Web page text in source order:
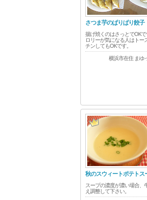
さつま芋のぱりぱり餃子
揚げ焼くのはさっとでOK
ロリーが気になる人はトー
チンしてもOKです。
横浜市在住 まゆ
秋のスウィートポテトス
スープの濃度が濃い場合、
え調整して下さい。